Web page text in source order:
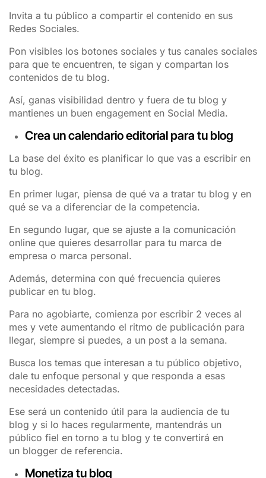
Invita a tu público a compartir el contenido en sus
Redes Sociales.
Pon visibles los botones sociales y tus canales sociales
para que te encuentren, te sigan y compartan los
contenidos de tu blog.
Así, ganas visibilidad dentro y fuera de tu blog y
mantienes un buen engagement en Social Media.
Crea un calendario editorial para tu blog
La base del éxito es planificar lo que vas a escribir en
tu blog.
En primer lugar, piensa de qué va a tratar tu blog y en
qué se va a diferenciar de la competencia.
En segundo lugar, que se ajuste a la comunicación
online que quieres desarrollar para tu marca de
empresa o marca personal.
Además, determina con qué frecuencia quieres
publicar en tu blog.
Para no agobiarte, comienza por escribir 2 veces al
mes y vete aumentando el ritmo de publicación para
llegar, siempre si puedes, a un post a la semana.
Busca los temas que interesan a tu público objetivo,
dale tu enfoque personal y que responda a esas
necesidades detectadas.
Ese será un contenido útil para la audiencia de tu
blog y si lo haces regularmente, mantendrás un
público fiel en torno a tu blog y te convertirá en
un blogger de referencia.
Monetiza tu blog